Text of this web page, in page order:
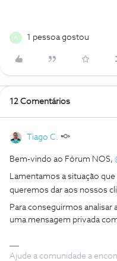
A 1 pessoa gostou
12 Comentários
Tiago C.
Bem-vindo ao Fórum NOS,
Lamentamos a situação
queremos dar aos nossos
Para conseguirmos
uma mensagem privada
Ajude a comunidade a